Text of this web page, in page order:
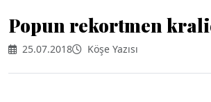
Popun rekortmen
25.07.2018 Köşe Yazısı